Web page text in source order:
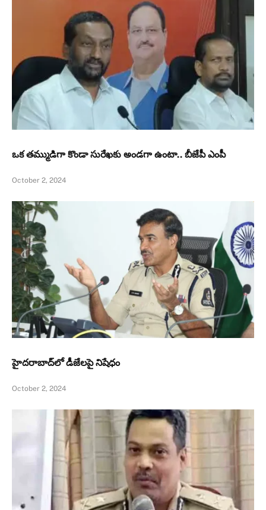
ఒక తమ్ముడిగా కొండా సురేఖకు అండగా ఉంటా.. బీజేపీ ఎంపీ
October 2, 2024
హైదరాబాద్‌లో డీజేలపై నిషేధం
October 2, 2024